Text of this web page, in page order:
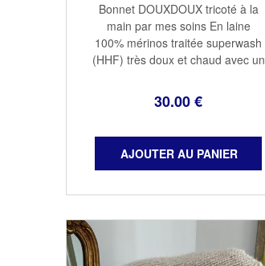
30.00€
Bonnet DOUXDOUX tricoté à la
main par mes soins En laine
100% mérinos traitée superwash
(HHF) très doux et chaud avec un
Taille adulte 100% mérinos
Couleur moonstone Lavage à la